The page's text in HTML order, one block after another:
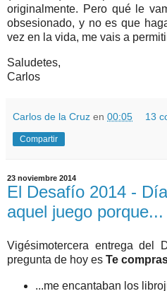
originalmente. Pero qué le
obsesionado, y no es que
vez en la vida, me vais a
Saludetes,
Carlos
Carlos de la Cruz en 00:05 13
Compartir
23 noviembre 2014
El Desafío 2014 -
aquel juego porque...
Vigésimotercera entrega del
pregunta de hoy es Te
...me encantaban los